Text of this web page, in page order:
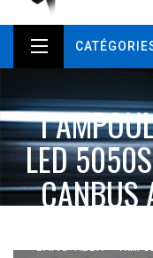
1
LED
CANBUS
BAY9S - H21W